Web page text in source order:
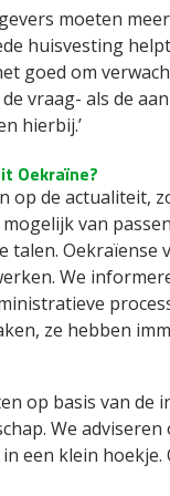
moeten
huisvesting
goed om
vraag- als de
hierbij.’
Oekraïne?
op de actualiteit,
van
Oekraïense
We
ze hebben
op basis van de
We
een klein